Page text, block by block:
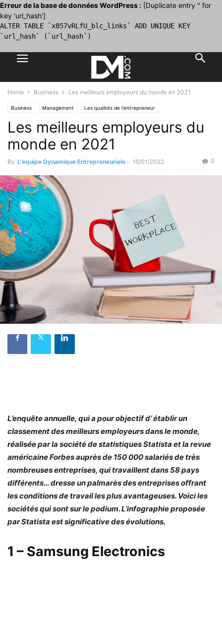
Erreur de la base de données WordPress : [Duplicate entry '' for
key 'url_hash']
ALTER TABLE `x857vRLfU_blc_links` ADD UNIQUE KEY
`url_hash` (`url_hash`)
Home Business Les meilleurs employeurs du monde en 2021
Business Management Les qualités de l'entrepreneur
Les meilleurs employeurs du
monde en 2021
By L'équipe Dynamique Entrepreneuriale - 16/01/2022 0
L’enquête annuelle, qui a pour objectif d’ établir un
classement des meilleurs employeurs dans le monde,
réalisée par la société de statistiques Statista et la revue
américaine Forbes auprès de 150 000 salariés de très
nombreuses entreprises, qui travaillent dans 58 pays
différents… dresse un palmarès des entreprises offrant
les conditions de travail les plus avantageuses. Voici les
sociétés qui sont sur le podium. L’infographie proposée
par Statista est significative des évolutions.
1 – Samsung Electronics